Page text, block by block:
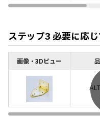
ステップ3 必要に応
画像・3Dビュー